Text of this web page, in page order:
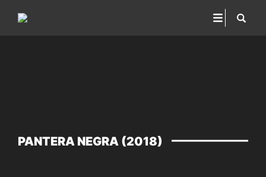
PANTERA NEGRA (2018)